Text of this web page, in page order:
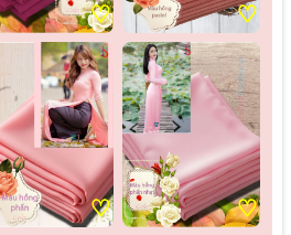
♡ ♡
♡ ♡